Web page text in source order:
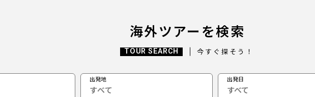
海外ツアーを検索
TOUR SEARCH 今すぐ探そう！
出発地 出発日
すべて